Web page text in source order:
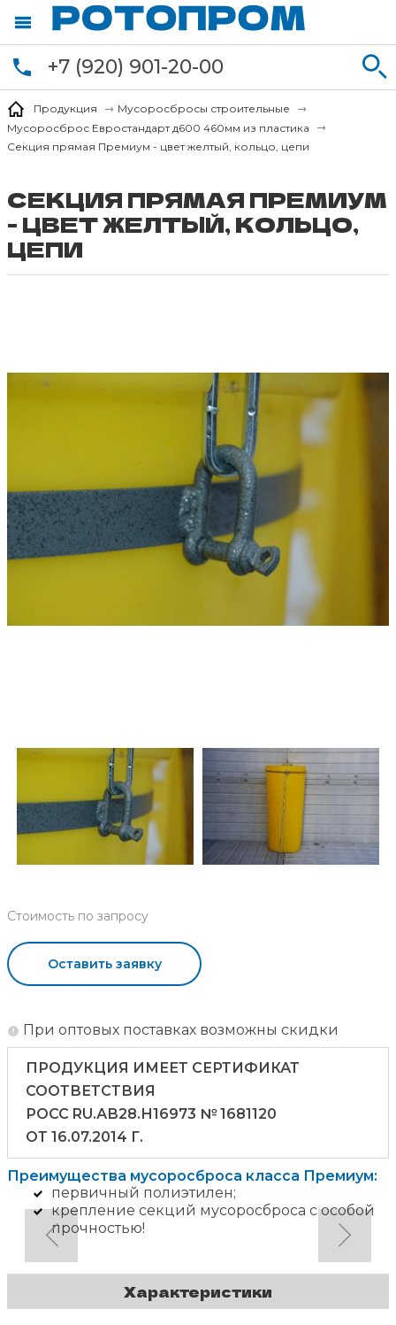
+7 (920) 901-20-00
Продукция
Мусоросбросы строительные
Мусоросброс Евростандарт д600 460мм из пластика
Секция прямая Премиум - цвет желтый, кольцо, цепи
СЕКЦИЯ ПРЯМАЯ ПРЕМИУМ
- ЦВЕТ ЖЕЛТЫЙ, КОЛЬЦО,
ЦЕПИ
Стоимость по запросу
Оставить заявку
При оптовых поставках возможны скидки
ПРОДУКЦИЯ ИМЕЕТ СЕРТИФИКАТ
СООТВЕТСТВИЯ
РОСС RU.АВ28.Н16973 № 1681120
ОТ 16.07.2014 Г.
Преимущества мусоросброса класса Премиум:
первичный полиэтилен;
крепление секций мусоросброса с особой
прочностью!
Характеристики